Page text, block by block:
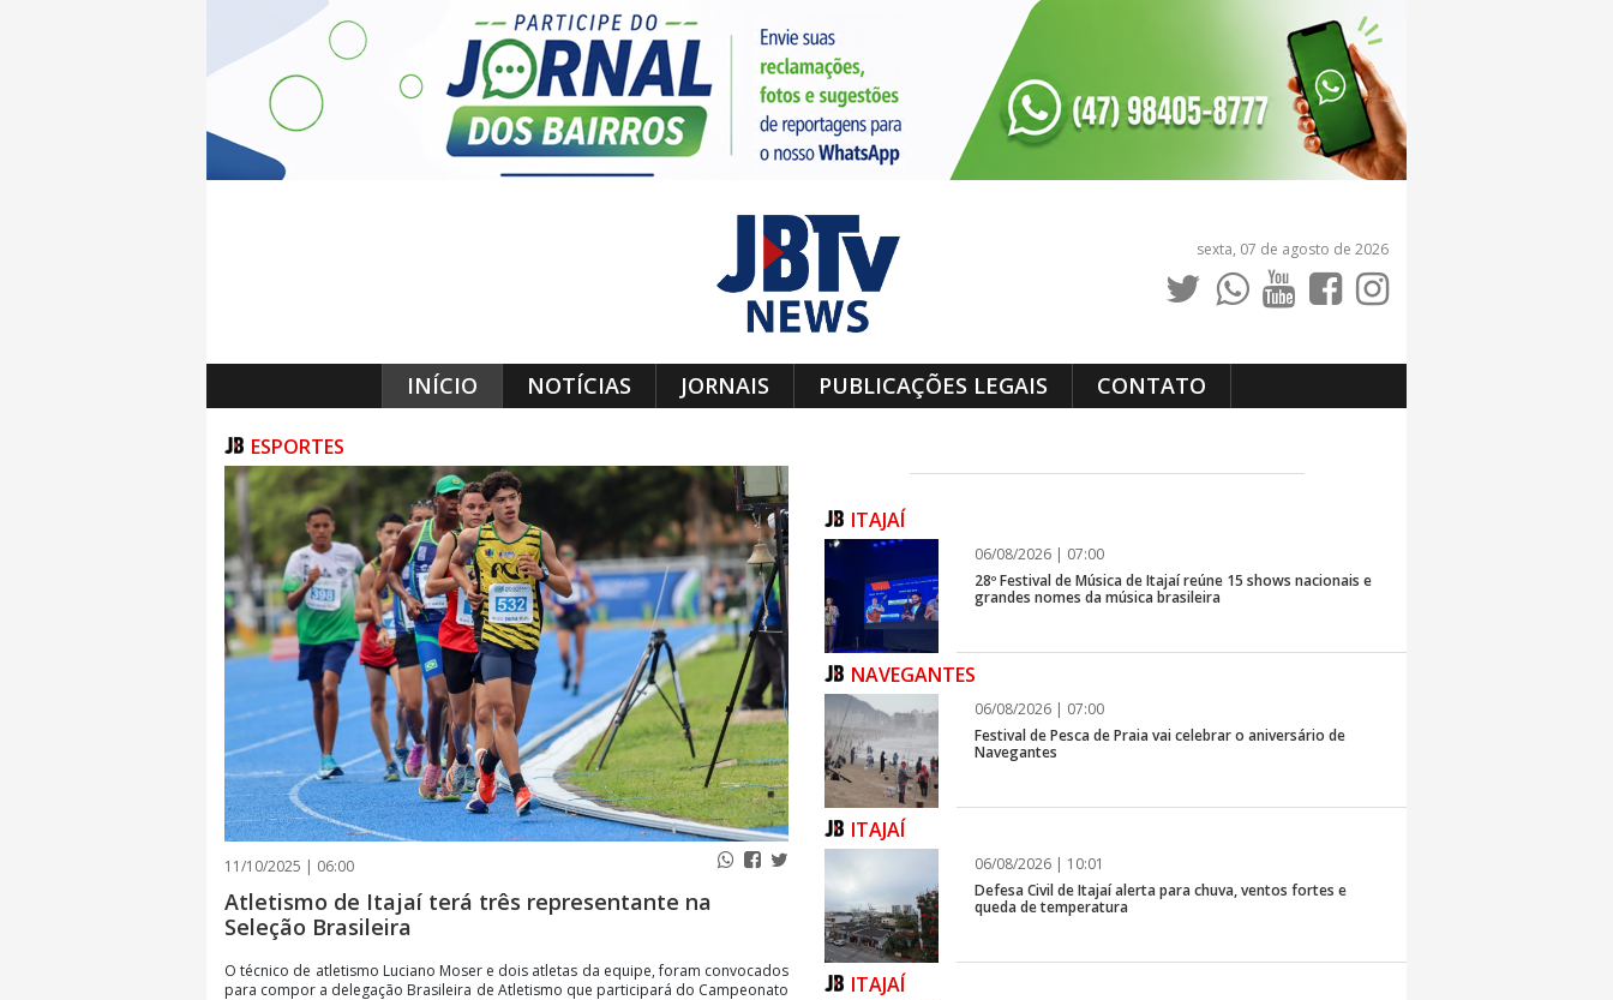
sexta, 07 de agosto de 2026
INÍCIO NOTÍCIAS JORNAIS PUBLICAÇÕES LEGAIS CONTATO
ESPORTES
11/10/2025 | 06:00
Atletismo de Itajaí terá três representante na
Seleção Brasileira
O técnico de atletismo Luciano Moser e dois atletas da equipe, foram convocados
para compor a delegação Brasileira de Atletismo que participará do Campeonato
ITAJAÍ
06/08/2026 | 07:00
28º Festival de Música de Itajaí reúne 15 shows nacionais e
grandes nomes da música brasileira
NAVEGANTES
06/08/2026 | 07:00
Festival de Pesca de Praia vai celebrar o aniversário de
Navegantes
ITAJAÍ
06/08/2026 | 10:01
Defesa Civil de Itajaí alerta para chuva, ventos fortes e
queda de temperatura
ITAJAÍ